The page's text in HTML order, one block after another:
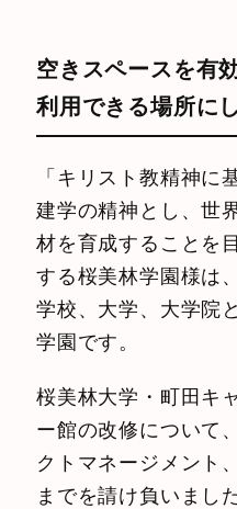
空きスペースを有
利用できる場所に
「キリスト教精神に
建学の精神とし、世
材を育成することを
する桜美林学園様は
学校、大学、大学院
学園です。
桜美林大学・町田キ
ー館の改修について
クトマネージメント
までを請け負いまし